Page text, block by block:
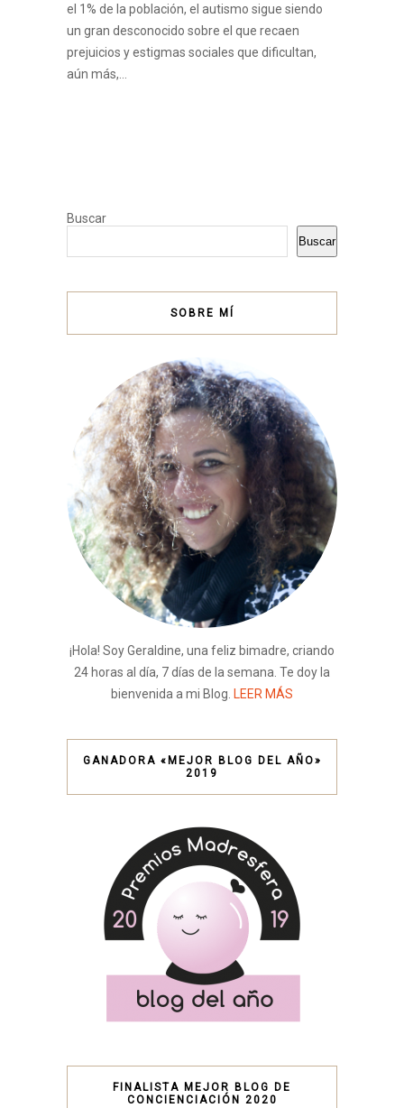
el 1% de la población, el autismo sigue siendo
un gran desconocido sobre el que recaen
prejuicios y estigmas sociales que dificultan,
aún más,…
Buscar
Buscar
SOBRE MÍ
¡Hola! Soy Geraldine, una feliz bimadre, criando
24 horas al día, 7 días de la semana. Te doy la
bienvenida a mi Blog. LEER MÁS
GANADORA «MEJOR BLOG DEL AÑO»
2019
FINALISTA MEJOR BLOG DE
CONCIENCIACIÓN 2020